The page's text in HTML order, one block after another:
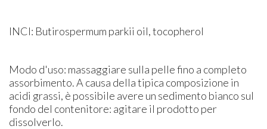
INCI: Butirospermum parkii oil, tocopherol
Modo d'uso: massaggiare sulla pelle fino a completo
assorbimento. A causa della tipica composizione in
acidi grassi, è possibile avere un sedimento bianco sul
fondo del contenitore: agitare il prodotto per
dissolverlo.